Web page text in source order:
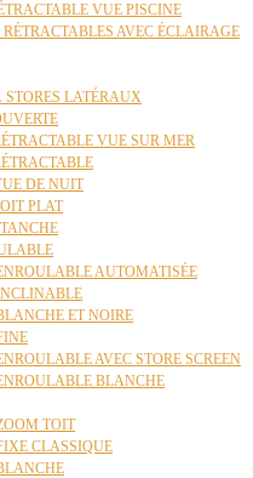
VUE PISCINE
AVEC ÉCLAIRAGE
LATÉRAUX
VUE SUR MER
DE NUIT
PLAT
AUTOMATISÉE
ET NOIRE
AVEC STORE SCREEN
BLANCHE
TOIT
CLASSIQUE